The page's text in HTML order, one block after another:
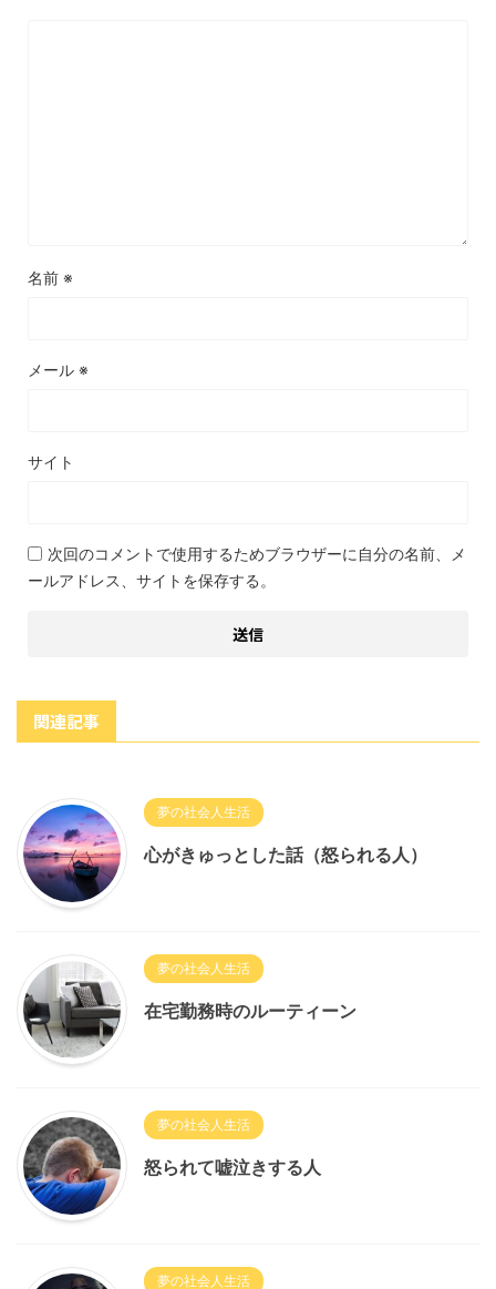
名前 ※
メール ※
サイト
次回のコメントで使用するためブラウザーに自分の名前、メ
ールアドレス、サイトを保存する。
関連記事
夢の社会人生活
心がきゅっとした話（怒られる人）
夢の社会人生活
在宅勤務時のルーティーン
夢の社会人生活
怒られて嘘泣きする人
夢の社会人生活